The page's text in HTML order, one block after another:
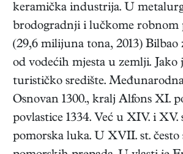
keramička industrija. U
brodogradnji i lučkome robnom
(29,6 milijuna tona, 2013) Bilbao
od vodećih mjesta u zemlji. Jako
turističko središte.
Osnovan 1300., kralj Alfons XI.
povlastice 1334. Već u XIV. i XV.
pomorska luka. U XVII. st. često